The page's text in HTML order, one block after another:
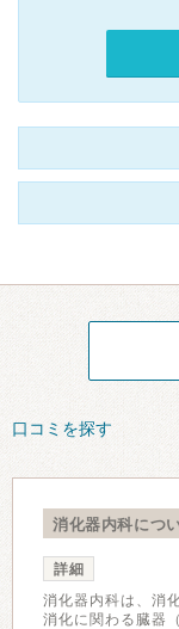
口コミを探す
消化器内科につ
詳細
消化器内科は、消
消化に関わる臓器